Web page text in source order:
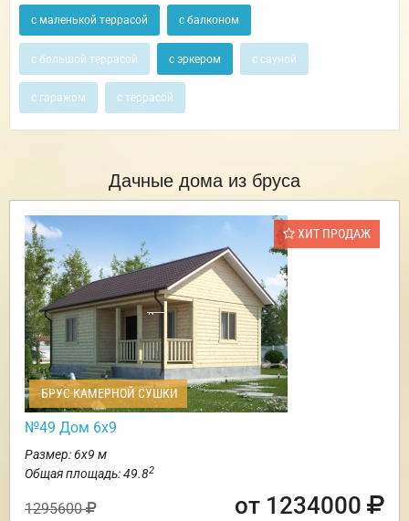
с маленькой террасой с балконом
с большой террасой с эркером с сауной
с гаражом с террасой
Дачные дома из бруса
ХИТ ПРОДАЖ
БРУС КАМЕРНОЙ СУШКИ
№49 Дом 6х9
Размер: 6х9 м
Общая площадь: 49.82
1295600 от 1234000